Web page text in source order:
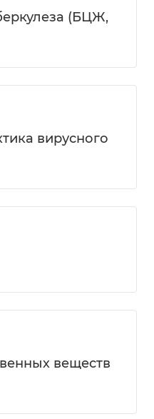
(БЦЖ,
вирусного
веществ